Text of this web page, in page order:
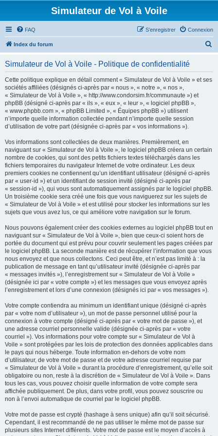
Simulateur de Vol à Voile
FAQ Connexion
S’enregistrer
Index du forum
Simulateur de Vol à Voile - Politique de confidentialité
Cette politique explique en détail comment « Simulateur de Vol à Voile » et ses
sociétés affiliées (désignés ci-après par « nous », « notre », « nos »,
« Simulateur de Vol à Voile », « http://www.condorsim.fr/communaute ») et
phpBB (désigné ci-après par « ils », « eux », « leur », « logiciel phpBB »,
« www.phpbb.com », « phpBB Limited », « Équipes phpBB ») utilisent
n’importe quelle information collectée pendant n’importe quelle session
d’utilisation de votre part (désignée ci-après par « vos informations »).
Vos informations sont collectées de deux manières. Premièrement, en
naviguant sur « Simulateur de Vol à Voile », le logiciel phpBB créera un certain
nombre de cookies, qui sont des petits fichiers textes téléchargés dans les
fichiers temporaires du navigateur Internet de votre ordinateur. Les deux
premiers cookies ne contiennent qu’un identifiant utilisateur (désigné ci-après
par « user-id ») et un identifiant de session invité (désigné ci-après par
« session-id »), qui vous sont automatiquement assignés par le logiciel phpBB.
Un troisième cookie sera créé une fois que vous naviguerez sur les sujets de
« Simulateur de Vol à Voile » et est utilisé pour stocker les informations sur les
sujets que vous avez lus, ce qui améliore votre navigation sur le forum.
Nous pouvons également créer des cookies externes au logiciel phpBB tout en
naviguant sur « Simulateur de Vol à Voile », bien que ceux-ci soient hors de
portée du document qui est prévu pour couvrir seulement les pages créées par
le logiciel phpBB. La seconde manière est de récupérer l’information que vous
nous envoyez et que nous collectons. Ceci peut être, et n’est pas limité à : la
publication de message en tant qu’utilisateur invité (désignée ci-après par
« messages invités »), l’enregistrement sur « Simulateur de Vol à Voile »
(désignée ici par « votre compte ») et les messages que vous envoyez après
l’enregistrement et lors d’une connexion (désignés ici par « vos messages »).
Votre compte contiendra au minimum un identifiant unique (désigné ci-après
par « votre nom d’utilisateur »), un mot de passe personnel utilisé pour la
connexion à votre compte (désigné ci-après par « votre mot de passe »), et
une adresse courriel personnelle valide (désignée ci-après par « votre
courriel »). Vos informations pour votre compte sur « Simulateur de Vol à
Voile » sont protégées par les lois de protection des données applicables dans
le pays qui nous héberge. Toute information en-dehors de votre nom
d’utilisateur, de votre mot de passe et de votre adresse courriel requise par
« Simulateur de Vol à Voile » durant la procédure d’enregistrement, qu’elle soit
obligatoire ou non, reste à la discrétion de « Simulateur de Vol à Voile ». Dans
tous les cas, vous pouvez choisir quelle information de votre compte sera
affichée publiquement. De plus, dans votre profil, vous pouvez souscrire ou
non à l’envoi automatique de courriel par le logiciel phpBB.
Votre mot de passe est crypté (hashage à sens unique) afin qu’il soit sécurisé.
Cependant, il est recommandé de ne pas utiliser le même mot de passe sur
plusieurs sites Internet différents. Votre mot de passe est le moyen d’accès à